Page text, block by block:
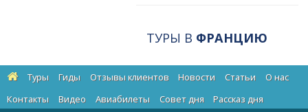
ТУРЫ В ФРАНЦИЮ
Туры Гиды Отзывы клиентов Новости Статьи
О нас
Контакты
Видео Авиабилеты Cовет дня Рассказ дня